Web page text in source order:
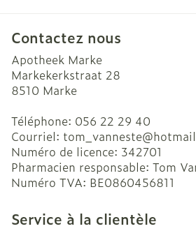
Contactez nous
Apotheek Marke
Markekerkstraat 28
8510 Marke
Téléphone: 056 22 29 40
Courriel: tom_vanneste@
Numéro de licence: 342701
Pharmacien responsable: Tom
Numéro TVA: BE0860456811
Service à la clientèle